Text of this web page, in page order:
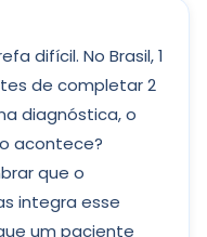
difícil. No Brasil, 1
de completar 2
diagnóstica, o
acontece?
que o
integra esse
um paciente